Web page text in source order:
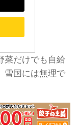
菜だけでも自給
雪国には無理で